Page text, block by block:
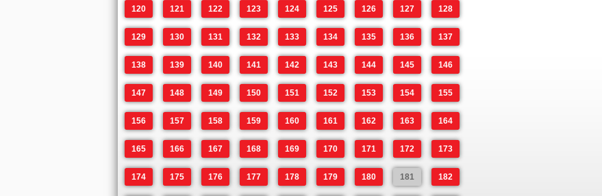
120 121 122 123 124 125 126 127 128
129 130 131 132 133 134 135 136 137
138 139 140 141 142 143 144 145 146
147 148 149 150 151 152 153 154 155
156 157 158 159 160 161 162 163 164
165 166 167 168 169 170 171 172 173
174 175 176 177 178 179 180 181 182